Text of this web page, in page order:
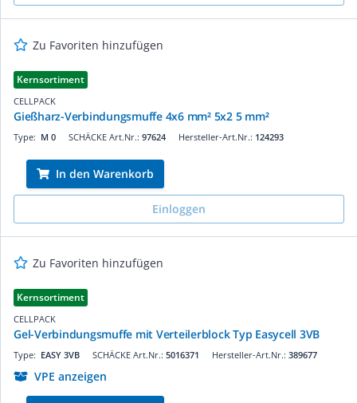
Zu Favoriten hinzufügen
Kernsortiment
CELLPACK
Gießharz-Verbindungsmuffe 4x6 mm² 5x2 5 mm²
SCHÄCKE Art.Nr.: 97624
Type: M 0 Hersteller-Art.Nr.: 124293
In den Warenkorb
Einloggen
Zu Favoriten hinzufügen
Kernsortiment
CELLPACK
Gel-Verbindungsmuffe mit Verteilerblock Typ Easycell 3VB
SCHÄCKE Art.Nr.: 5016371
Type: EASY 3VB Hersteller-Art.Nr.: 389677
VPE anzeigen